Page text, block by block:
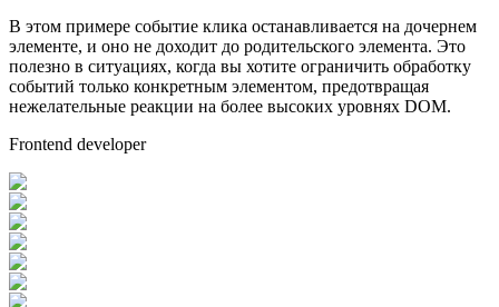
В этом примере событие клика останавливается на дочернем
элементе, и оно не доходит до родительского элемента. Это
полезно в ситуациях, когда вы хотите ограничить обработку
событий только конкретным элементом, предотвращая
нежелательные реакции на более высоких уровнях DOM.
Frontend developer